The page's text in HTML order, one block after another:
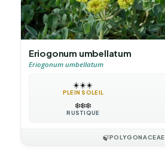
Eriogonum umbellatum
Eriogonum umbellatum
☀️☀️☀️
PLEIN SOLEIL
❄️❄️❄️
RUSTIQUE
🍃POLYGONACEAE